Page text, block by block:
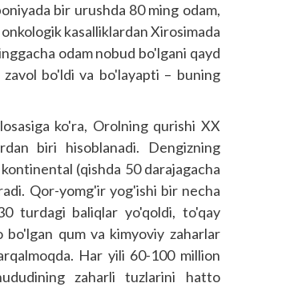
bir urushda 80 ming odam,
kasalliklardan Xirosimada
odam nobud bo'lgani qayd
bo'ldi va bo'layapti – buning
ko'ra, Orolning qurishi XX
biri hisoblanadi. Dengizning
(qishda 50 darajagacha
Qor-yomg'ir yog'ishi bir necha
turdagi baliqlar yo'qoldi, to'qay
qum va kimyoviy zaharlar
Har yili 60-100 million
zaharli tuzlarini hatto